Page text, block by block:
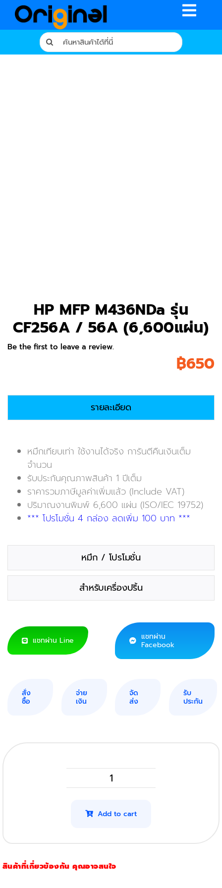
Toggle
Search
for:
HP MFP M436NDa รุ่น
CF256A / 56A (6,600แผ่น)
Be the first to leave a review.
฿650
รายละเอียด
หมึกเทียบเท่า ใช้งานได้จริง การันตีคืนเงินเต็ม
จำนวน
รับประกันคุณภาพสินค้า 1 ปีเต็ม
ราคารวมภาษีมูลค่าเพิ่มแล้ว (Include VAT)
ปริมาณงานพิมพ์ 6,600 แผ่น (ISO/IEC 19752)
*** โปรโมชั่น 4 กล่อง ลดเพิ่ม 100 บาท ***
หมึก / โปรโมชั่น
สำหรับเครื่องปริ้น
แชทผ่าน Line
แชทผ่าน
Facebook
สั่ง
ซื้อ
จ่าย
เงิน
จัด
ส่ง
รับ
ประกัน
HP
M436NDa
56A
Add to cart
สินค้าที่เกี่ยวข้องกัน คุณอาจสนใจ